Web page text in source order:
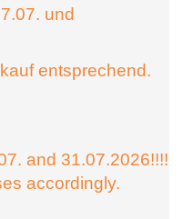
und
entsprechend.
and 31.07.2026!!!!
accordingly.